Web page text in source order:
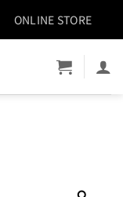
ONLINE STORE